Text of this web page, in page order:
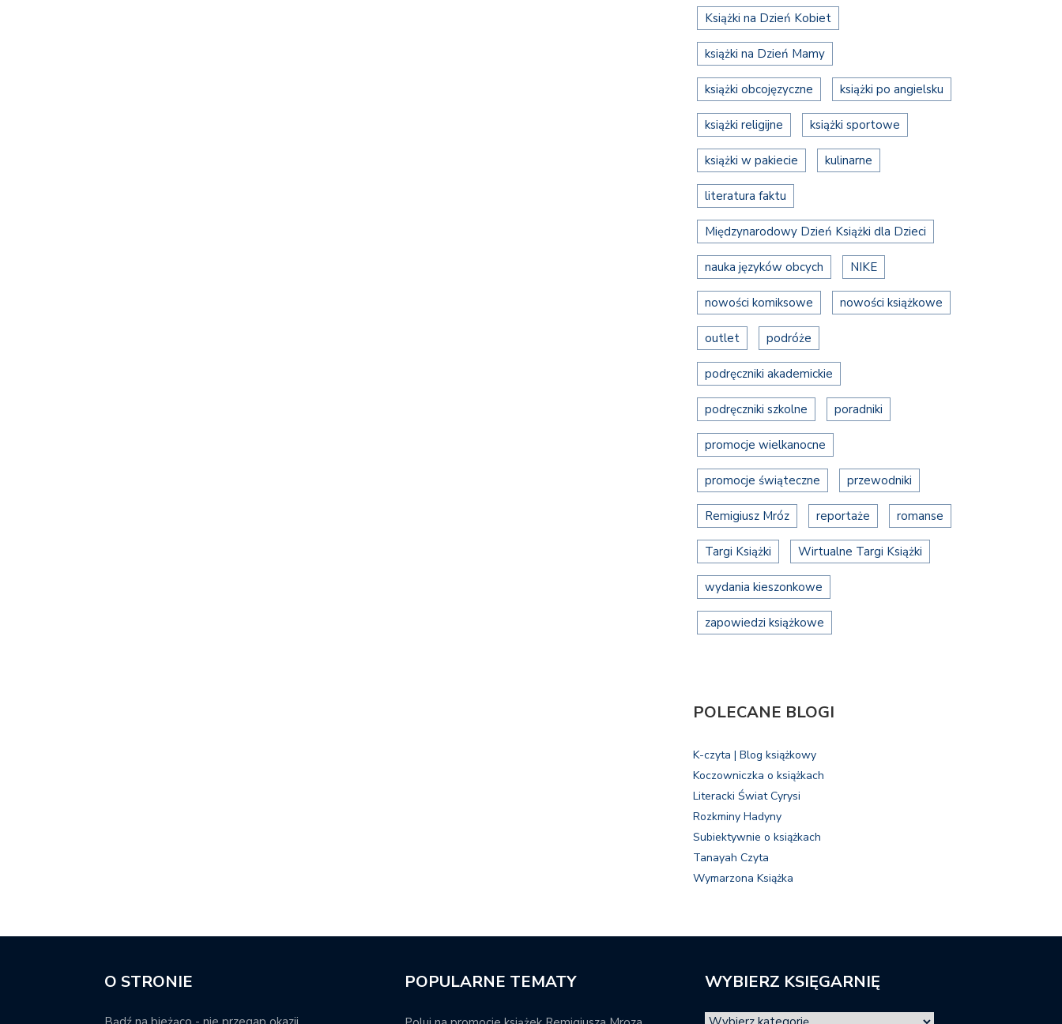
Książki na Dzień Kobiet
książki na Dzień Mamy
książki obcojęzyczne książki po angielsku
książki religijne książki sportowe
książki w pakiecie kulinarne
literatura faktu
Międzynarodowy Dzień Książki dla Dzieci
nauka języków obcych NIKE
nowości komiksowe nowości książkowe
outlet podróże
podręczniki akademickie
podręczniki szkolne poradniki
promocje wielkanocne
promocje świąteczne przewodniki
Remigiusz Mróz reportaże romanse
Targi Książki Wirtualne Targi Książki
wydania kieszonkowe
zapowiedzi książkowe
POLECANE BLOGI
K-czyta | Blog książkowy
Koczowniczka o książkach
Literacki Świat Cyrysi
Rozkminy Hadyny
Subiektywnie o książkach
Tanayah Czyta
Wymarzona Książka
O STRONIE POPULARNE TEMATY WYBIERZ KSIĘGARNIĘ